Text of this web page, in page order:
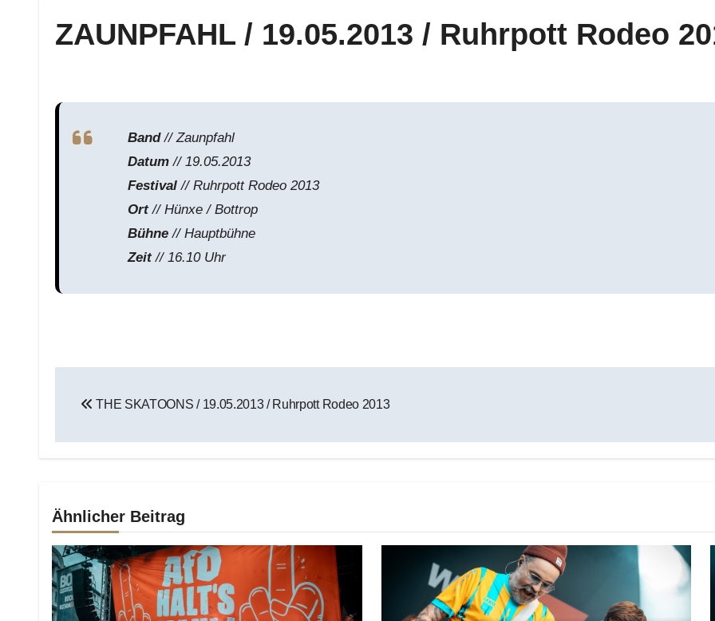
ZAUNPFAHL / 19.05.2013 / Ruhrpott Rodeo
Band// Zaunpfahl
Datum // 19.05.2013
Festival // Ruhrpott Rodeo 2013
Ort// Hünxe / Bottrop
Bühne // Hauptbühne
Zeit// 16.10 Uhr
THE SKATOONS / 19.05.2013 / Ruhrpott Rodeo 2013
Ähnlicher Beitrag